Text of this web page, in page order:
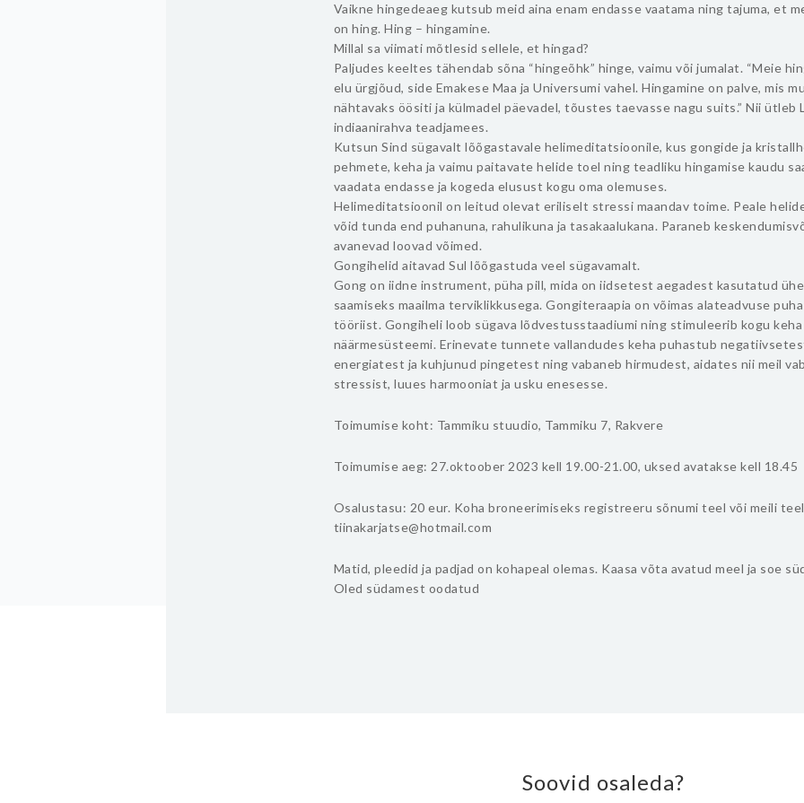
Vaikne hingedeaeg kutsub meid aina enam endasse vaatama ning tajuma, et
on hing. Hing – hingamine.
Millal sa viimati mõtlesid sellele, et hingad?
Paljudes keeltes tähendab sõna “hingeõhk” hinge, vaimu või jumalat. “Meie
elu ürgjõud, side Emakese Maa ja Universumi vahel. Hingamine on palve, mis
nähtavaks öösiti ja külmadel päevadel, tõustes taevasse nagu suits.” Nii ütleb
indiaanirahva teadjamees.
Kutsun Sind sügavalt lõõgastavale helimeditatsioonile, kus gongide ja
pehmete, keha ja vaimu paitavate helide toel ning teadliku hingamise kaudu
vaadata endasse ja kogeda elusust kogu oma olemuses.
Helimeditatsioonil on leitud olevat eriliselt stressi maandav toime. Peale
võid tunda end puhanuna, rahulikuna ja tasakaalukana. Paraneb
avanevad loovad võimed.
Gongihelid aitavad Sul lõõgastuda veel sügavamalt.
Gong on iidne instrument, püha pill, mida on iidsetest aegadest kasutatud
saamiseks maailma terviklikkusega. Gongiteraapia on võimas alateadvuse
tööriist. Gongiheli loob sügava lõdvestusstaadiumi ning stimuleerib kogu keha
näärmesüsteemi. Erinevate tunnete vallandudes keha puhastub
energiatest ja kuhjunud pingetest ning vabaneb hirmudest, aidates nii meil
stressist, luues harmooniat ja usku enesesse.
Toimumise koht: Tammiku stuudio, Tammiku 7, Rakvere
Toimumise aeg: 27.oktoober 2023 kell 19.00-21.00, uksed avatakse kell 18.45
Osalustasu: 20 eur. Koha broneerimiseks registreeru sõnumi teel või meili teel
tiinakarjatse@hotmail.com
Matid, pleedid ja padjad on kohapeal olemas. Kaasa võta avatud meel ja soe
Oled südamest oodatud
Soovid osaleda?